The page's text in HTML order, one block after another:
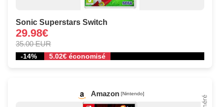
Sonic Superstars Switch
29.98€
35.00 EUR
-14% 5.02€ économisé
Amazon [Nintendo]